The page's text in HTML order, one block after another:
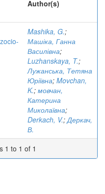
Author(s)
Mashika, G.;
Машіка, Ганна
Василівна;
Luzhanskaya, T.;
Лужанська, Тетяна
Юріївна; Movchan,
K.; мовчан,
Катерина
Миколаївна;
Derkach, V.;Деркач,
В.
1 to 1 of 1